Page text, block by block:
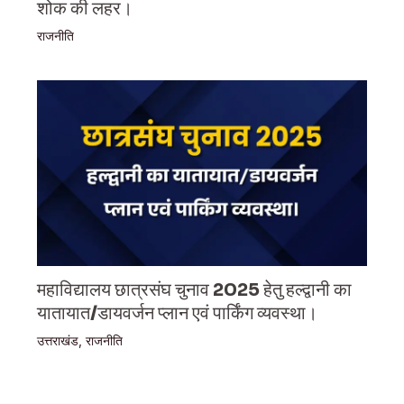
शोक की लहर।
राजनीति
महाविद्यालय छात्रसंघ चुनाव 2025 हेतु हल्द्वानी का
यातायात/डायवर्जन प्लान एवं पार्किंग व्यवस्था।
उत्तराखंड ,राजनीति